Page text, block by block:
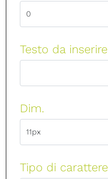
Testo da inserire
Dim.
Tipo di carattere